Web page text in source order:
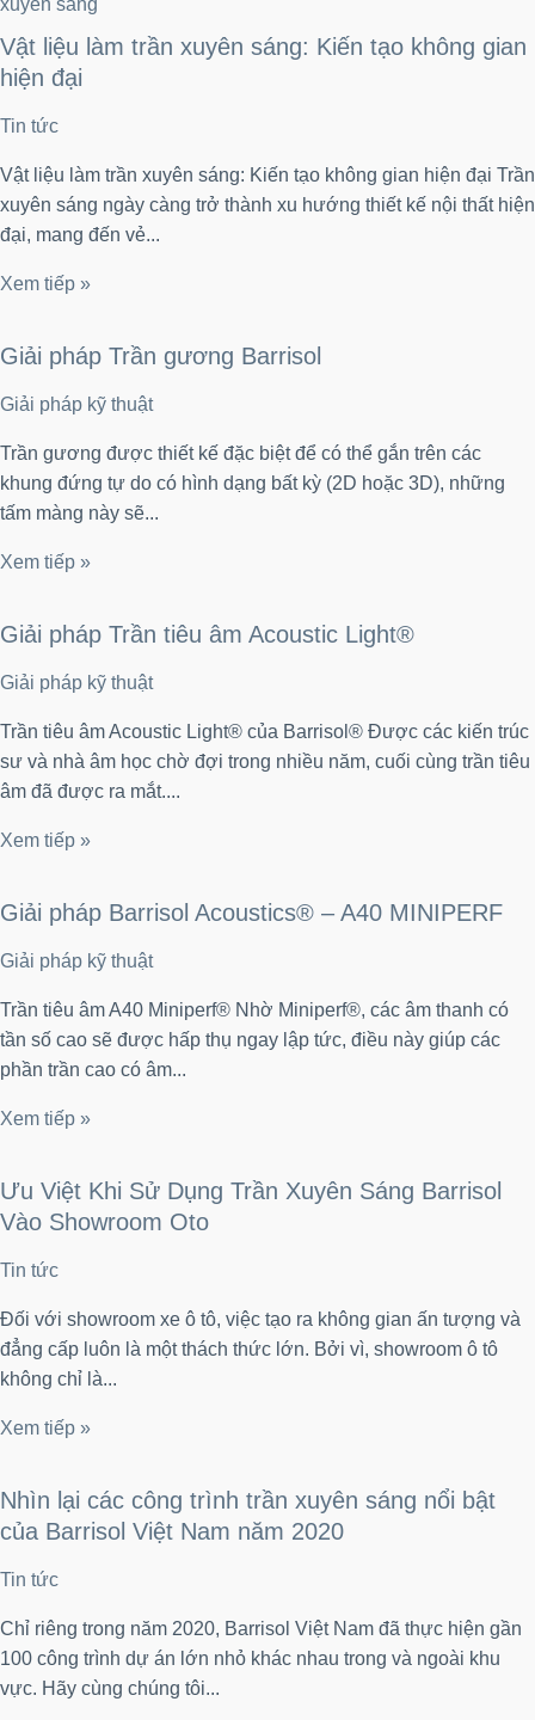
Vật liệu làm trần xuyên sáng: Kiến tạo không gian
hiện đại
Tin tức
Vật liệu làm trần xuyên sáng: Kiến tạo không gian hiện đại Trần
xuyên sáng ngày càng trở thành xu hướng thiết kế nội thất hiện
đại, mang đến vẻ...
Xem tiếp »
Giải pháp Trần gương Barrisol
Giải pháp kỹ thuật
Trần gương được thiết kế đặc biệt để có thể gắn trên các
khung đứng tự do có hình dạng bất kỳ (2D hoặc 3D), những
tấm màng này sẽ...
Xem tiếp »
Giải pháp Trần tiêu âm Acoustic Light®
Giải pháp kỹ thuật
Trần tiêu âm Acoustic Light® của Barrisol® Được các kiến trúc
sư và nhà âm học chờ đợi trong nhiều năm, cuối cùng trần tiêu
âm đã được ra mắt....
Xem tiếp »
Giải pháp Barrisol Acoustics® – A40 MINIPERF
Giải pháp kỹ thuật
Trần tiêu âm A40 Miniperf® Nhờ Miniperf®, các âm thanh có
tần số cao sẽ được hấp thụ ngay lập tức, điều này giúp các
phần trần cao có âm...
Xem tiếp »
Ưu Việt Khi Sử Dụng Trần Xuyên Sáng Barrisol
Vào Showroom Oto
Tin tức
Đối với showroom xe ô tô, việc tạo ra không gian ấn tượng và
đẳng cấp luôn là một thách thức lớn. Bởi vì, showroom ô tô
không chỉ là...
Xem tiếp »
Nhìn lại các công trình trần xuyên sáng nổi bật
của Barrisol Việt Nam năm 2020
Tin tức
Chỉ riêng trong năm 2020, Barrisol Việt Nam đã thực hiện gần
100 công trình dự án lớn nhỏ khác nhau trong và ngoài khu
vực. Hãy cùng chúng tôi...